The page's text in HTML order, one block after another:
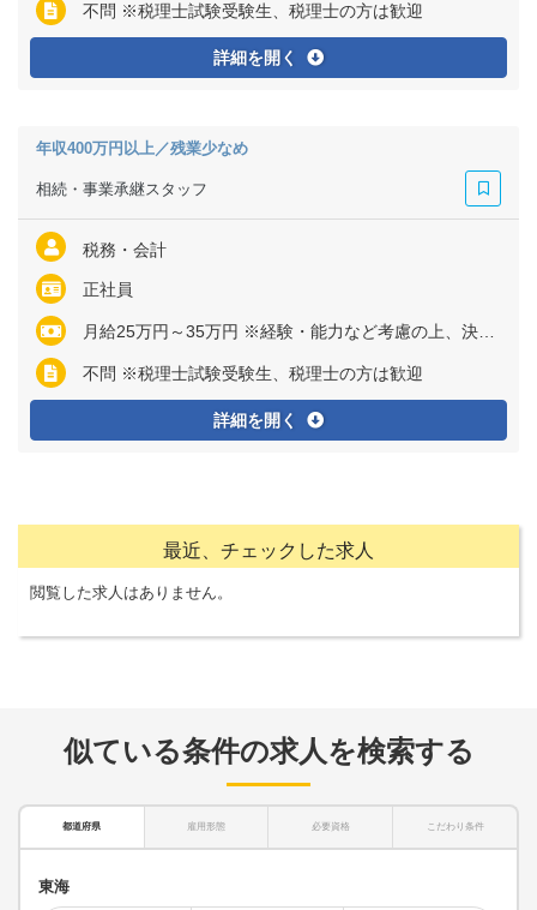
不問 ※税理士試験受験生、税理士の方は歓迎
詳細を開く
年収400万円以上／残業少なめ
相続・事業承継スタッフ
税務・会計
正社員
月給25万円～35万円 ※経験・能力など考慮の上、決定いたします ※残業代は全額支給
不問 ※税理士試験受験生、税理士の方は歓迎
詳細を開く
最近、チェックした求人
閲覧した求人はありません。
似ている条件の求人を検索する
都道府県 雇用形態 必要資格 こだわり条件
東海